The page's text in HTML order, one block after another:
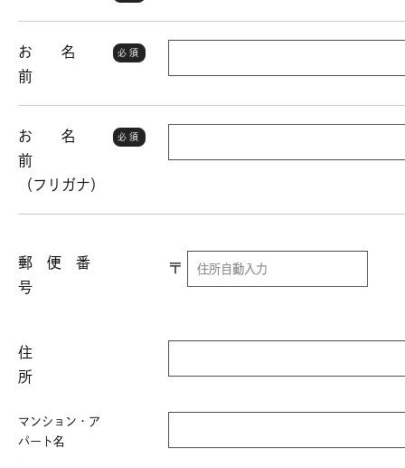
お 名
前
必須
お 名
前
（フリガナ）
必須
郵 便 番
号
〒
住
所
マンション・ア
パート名